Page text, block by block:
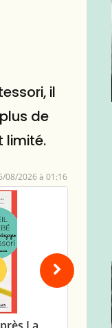
il
de
limité.
08/2026 à 01:16